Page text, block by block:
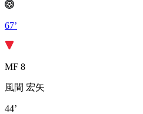
67’
MF 8
風間 宏矢
44’